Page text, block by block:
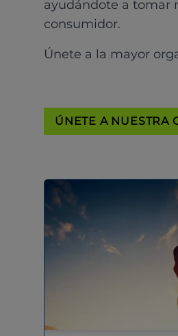
ayudándote a tomar
consumidor.
Únete a la mayor
ÚNETE A NUESTRA